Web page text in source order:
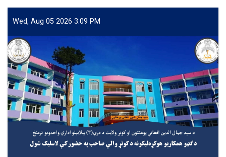
الدین
افغاني
افغانستان
د
څلورو
مخکښو
او
برياليو
پوهنتونونو
په
کتار
کې
وځلېد
Wed, Aug 05 2026 3:09 PM